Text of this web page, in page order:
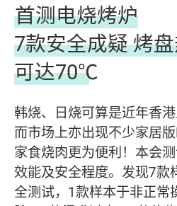
首测电烧烤炉
7款安全成疑 烤盘热力分布相差
可达70℃
韩烧、日烧可算是近年香港
而市场上亦出现不少家居
家食烧肉更为便利！本会
效能及安全程度。发现7款
全测试，1款样本于非正常